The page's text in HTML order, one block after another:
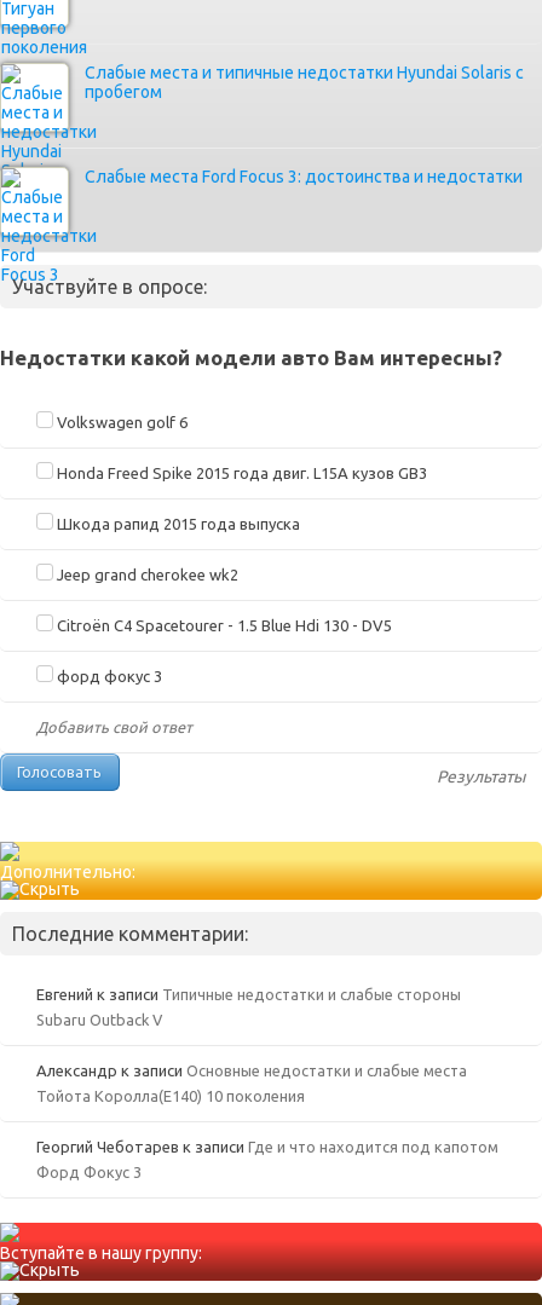
Слабые места и типичные недостатки Hyundai Solaris с
пробегом
Слабые места Ford Focus 3: достоинства и недостатки
Участвуйте в опросе:
Недостатки какой модели авто Вам интересны?
Volkswagen golf 6
Honda Freed Spike 2015 года двиг. L15A кузов GB3
Шкода рапид 2015 года выпуска
Jeep grand cherokee wk2
Citroën C4 Spacetourer - 1.5 Blue Hdi 130 - DV5
форд фокус 3
Добавить свой ответ
Результаты
Дополнительно:
Последние комментарии:
Евгений к записи Типичные недостатки и слабые стороны
Subaru Outback V
Александр к записи Основные недостатки и слабые места
Тойота Королла(Е140) 10 поколения
Георгий Чеботарев к записи Где и что находится под капотом
Форд Фокус 3
Вступайте в нашу группу: